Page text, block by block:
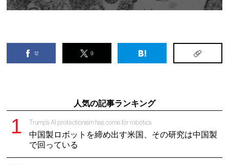
12 9
人気の記事ランキング
Trump’s AI protectionism has come for robotics
中国製ロボットを締め出す米国、その研究は中国製
で回っている